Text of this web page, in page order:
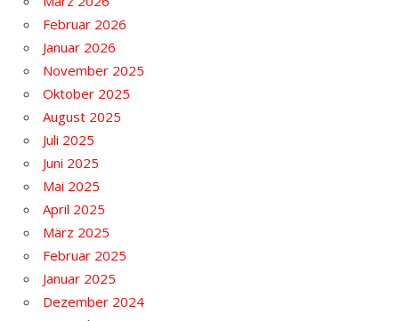
Februar 2026
Januar 2026
November 2025
Oktober 2025
August 2025
Juli 2025
Juni 2025
Mai 2025
April 2025
März 2025
Februar 2025
Januar 2025
Dezember 2024